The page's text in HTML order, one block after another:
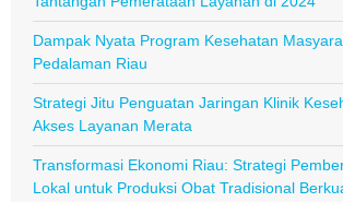
Dampak Nyata Program Kesehatan
Pedalaman Riau
Strategi Jitu Penguatan Jaringan Klinik
Akses Layanan Merata
Transformasi Ekonomi Riau: Strategi
Lokal untuk Produksi Obat Tradisional